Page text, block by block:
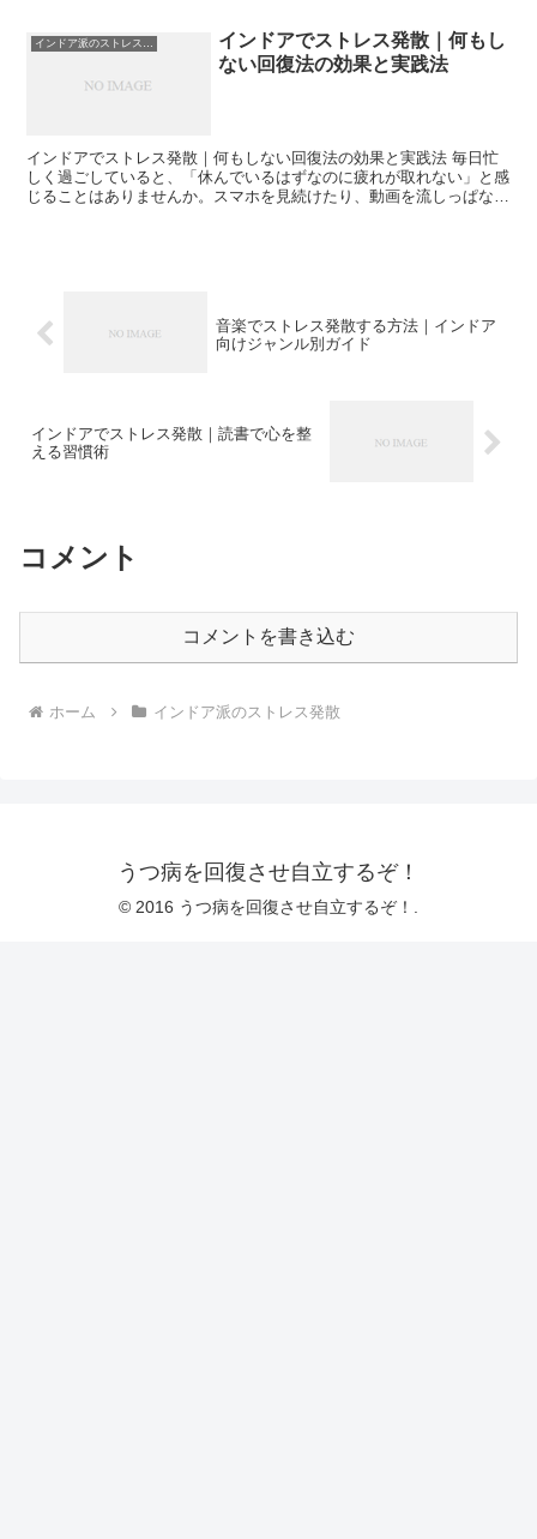
インドア派のストレス発散
インドアでストレス発散｜何もし
ない回復法の効果と実践法
インドアでストレス発散｜何もしない回復法の効果と実践法 毎日忙
しく過ごしていると、「休んでいるはずなのに疲れが取れない」と感
じることはありませんか。スマホを見続けたり、動画を流しっぱなし
音楽でストレス発散する方法｜インドア
向けジャンル別ガイド
インドアでストレス発散｜読書で心を整
える習慣術
コメント
コメントを書き込む
ホーム インドア派のストレス発散
うつ病を回復させ自立するぞ！
© 2016 うつ病を回復させ自立するぞ！.